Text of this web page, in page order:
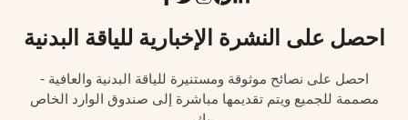
احصل على النشرة الإخبارية للياقة البدنية
احصل على نصائح موثوقة ومستنيرة للياقة البدنية والعافية -
مصممة للجميع ويتم تقديمها مباشرة إلى صندوق الوارد الخاص